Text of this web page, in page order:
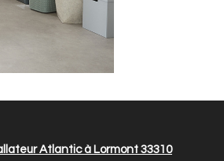
Atlantic à Lormont 33310